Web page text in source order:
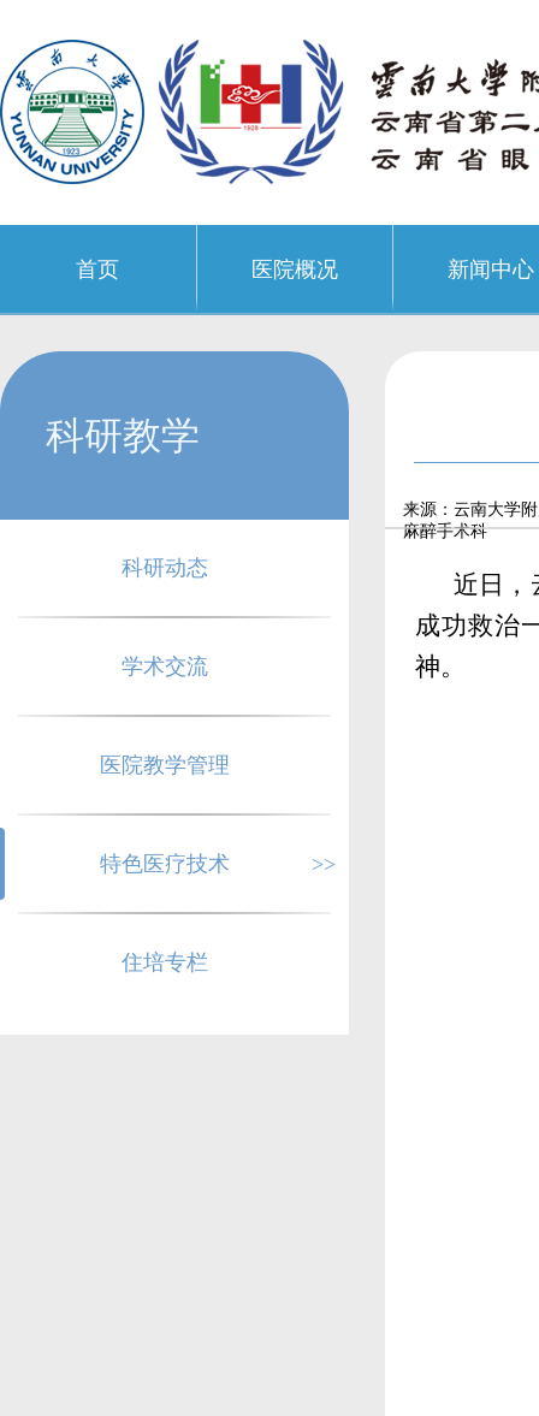
首页 医院概况 新闻中心
科研教学
科研动态
学术交流
医院教学管理
特色医疗技术 >>
住培专栏
来源：云南大学
麻醉手术科
近日，
成功救治
神。